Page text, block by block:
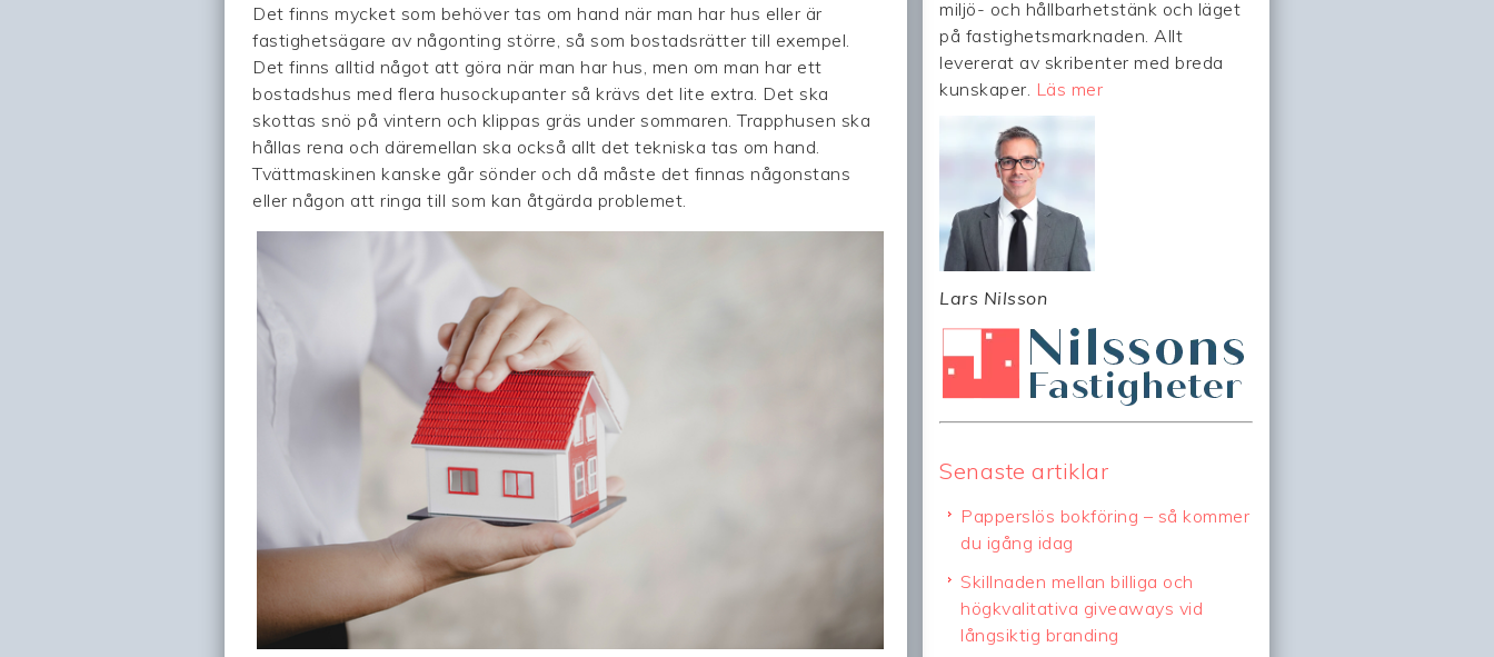
Det finns mycket som behöver tas om hand när man har hus eller är
fastighetsägare av någonting större, så som bostadsrätter till exempel.
Det finns alltid något att göra när man har hus, men om man har ett
bostadshus med flera husockupanter så krävs det lite extra. Det ska
skottas snö på vintern och klippas gräs under sommaren. Trapphusen ska
hållas rena och däremellan ska också allt det tekniska tas om hand.
Tvättmaskinen kanske går sönder och då måste det finnas någonstans
eller någon att ringa till som kan åtgärda problemet.
miljö- och hållbarhetstänk och läget
på fastighetsmarknaden. Allt
levererat av skribenter med breda
kunskaper. Läs mer
Lars Nilsson
Senaste artiklar
Papperslös bokföring – så kommer
du igång idag
Skillnaden mellan billiga och
högkvalitativa giveaways vid
långsiktig branding